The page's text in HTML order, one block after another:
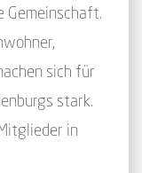
Gemeinschaft.
sich für
stark.
in